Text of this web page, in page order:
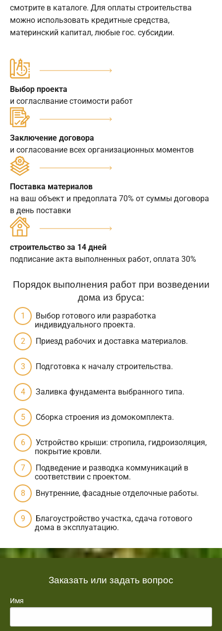
смотрите в каталоге. Для оплаты строительства
можно использовать кредитные средства,
материнский капитал, любые гос. субсидии.
Выбор проекта
и согласлвание стоимости работ
Заключение договора
и согласование всех организационных моментов
Поставка материалов
на ваш объект и предоплата 70% от суммы договора
в день поставки
строительство за 14 дней
подписание акта выполненных работ, оплата 30%
Порядок выполнения работ при возведении
дома из бруса:
Выбор готового или разработка
индивидуального проекта.
Приезд рабочих и доставка материалов.
Подготовка к началу строительства.
Заливка фундамента выбранного типа.
Сборка строения из домокомплекта.
Устройство крыши: стропила, гидроизоляция,
покрытие кровли.
Подведение и разводка коммуникаций в
соответствии с проектом.
Внутренние, фасадные отделочные работы.
Благоустройство участка, сдача готового
дома в эксплуатацию.
Заказать или задать вопрос
Имя